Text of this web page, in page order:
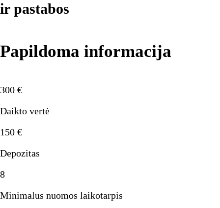
ir pastabos
Papildoma informacija
300 €
Daikto vertė
150 €
Depozitas
8
Minimalus nuomos laikotarpis